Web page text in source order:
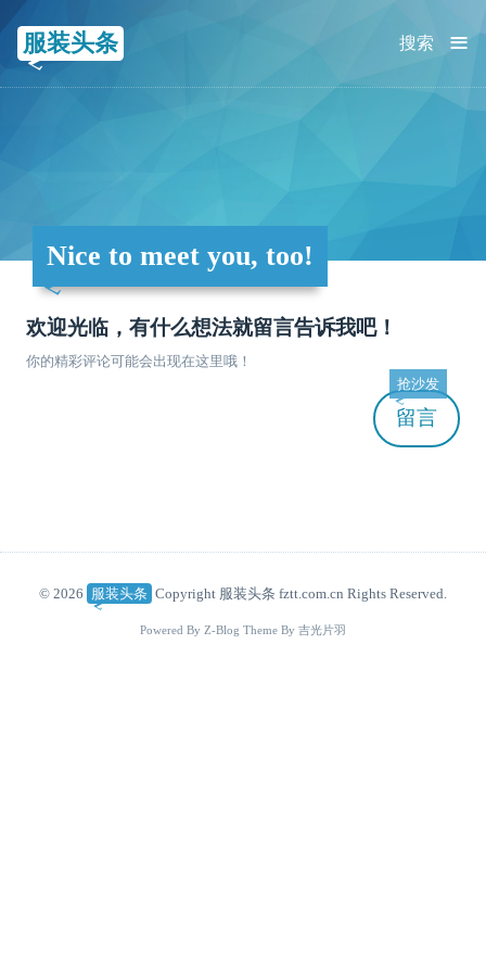
服装头条 ≡
搜索
Nice to meet you, too!
欢迎光临，有什么想法就留言告诉我吧！
你的精彩评论可能会出现在这里哦！
留言
抢沙发
© 2026 服装头条 Copyright 服装头条 fztt.com.cn Rights Reserved.
Powered By Z-Blog Theme By 吉光片羽